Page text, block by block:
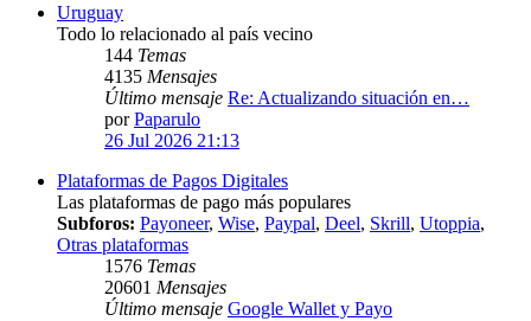
Uruguay
Todo lo relacionado al país vecino
144 Temas
4135 Mensajes
Último mensaje Re: Actualizando situación en…
porPaparulo
26 Jul 2026 21:13
Plataformas de Pagos Digitales
Las plataformas de pago más populares
Subforos: Payoneer, Wise, Paypal, Deel, Skrill, Utoppia,
Otras plataformas
1576 Temas
20601 Mensajes
Último mensaje Google Wallet y Payo